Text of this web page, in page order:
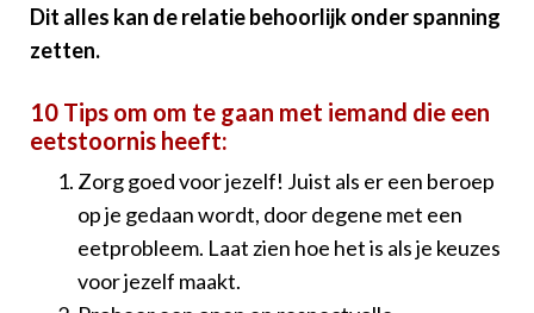
Dit alles kan de relatie behoorlijk onder spanning
zetten.
10 Tips om om te gaan met iemand die een
eetstoornis heeft:
Zorg goed voor jezelf! Juist als er een beroep
op je gedaan wordt, door degene met een
eetprobleem. Laat zien hoe het is als je keuzes
voor jezelf maakt.